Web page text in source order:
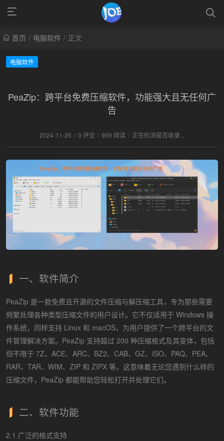
首页 / 电脑软件 / 正文
电脑软件
PeaZip：跨平台免费压缩软件，功能强大且无任何广
告
2024-11-26 / 0 评论 / 959 阅读 / 正在检测是否收录...
一、软件简介
PeaZip 是一款免费且开源的文件压缩与解压缩工具，专为那些需要
频繁处理各种类型压缩文件的用户设计。它不仅适用于 Windows 操
作系统，同样支持 Linux 和 macOS，为用户提供了一个跨平台的文
件管理解决方案。PeaZip 支持超过 200 种压缩格式及其变体，包括
但不限于 7Z、ACE、ARC、BZ2、CAB、GZ、ISO、PAQ、PEA、
RAR、TAR、WIM、ZIP 和 ZIPX 等。这意味着无论您遇到什么样的
压缩文件，PeaZip 都能帮助您轻松打开并处理它们。
二、软件功能
2.1 广泛的格式支持